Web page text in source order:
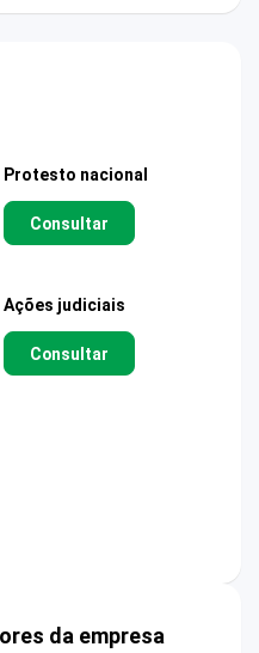
Protesto nacional
Consultar
Ações judiciais
Consultar
da empresa